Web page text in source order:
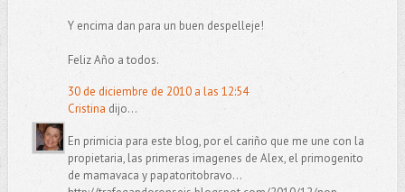
Y encima dan para un buen despelleje!
Feliz Año a todos.
30 de diciembre de 2010 a las 12:54
Cristina dijo...
En primicia para este blog, por el cariño que me une con la
propietaria, las primeras imagenes de Alex, el primogenito
de mamavaca y papatoritobravo...